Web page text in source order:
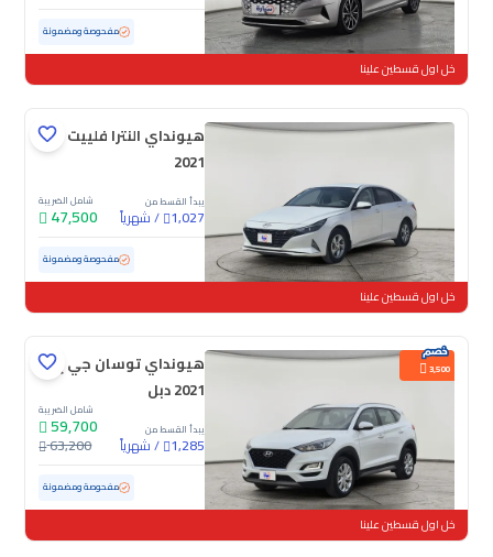
مستعملة 88,741 كم مفحوصة ومضمونة
خل اول قسطين علينا
هيونداي النترا فلييت
2021
يبدأ القسط من
1,027
/شهرياً
شامل الضريبة
47,500
مستعملة 124,493 كم مفحوصة ومضمونة
خل اول قسطين علينا
3,500
هيونداي توسان جي إل
2021 دبل
يبدأ القسط من
1,285
/شهرياً
شامل الضريبة
59,700
63,200
مستعملة 95,113 كم مفحوصة ومضمونة
خل اول قسطين علينا